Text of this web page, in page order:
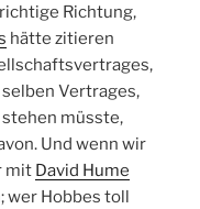
Richtung,
hätte zitieren
Vertrages,
müsste,
Und wenn wir
mit David Hume
wer Hobbes toll